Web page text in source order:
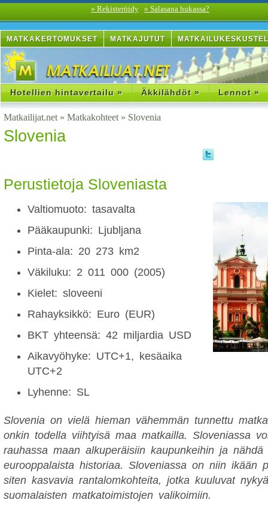
» Rekisteröidy » Salasana hukassa?
MATKAKERTOMUKSET MATKAJUTUT
Hotellien hintavertailu » Äkkilähdöt » Lennot »
Matkailijat.net » Matkakohteet » Slovenia
Slovenia
Perustietoja Sloveniasta
Valtiomuoto: tasavalta
Pääkaupunki: Ljubljana
Pinta-ala: 20 273 km2
Väkiluku: 2 011 000 (2005)
Kielet: sloveeni
Rahayksikkö: Euro (EUR)
BKT yhteensä: 42 miljardia USD
Aikavyöhyke: UTC+1, kesäaika
UTC+2
Lyhenne: SL
Slovenia on vielä hieman vähemmän tunnettu
onkin todella viihtyisä maa matkailla. Sloveniassa
rauhassa maan alkuperäisiin kaupunkeihin ja nähdä
eurooppalaista historiaa. Sloveniassa on niin ikään
siten kasvavia rantalomkohteita, jotka kuuluvat
suomalaisten matkatoimistojen valikoimiin.